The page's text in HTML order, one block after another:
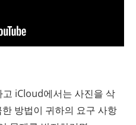
iCloud에서는 사진을 삭
방법이 귀하의 요구 사항